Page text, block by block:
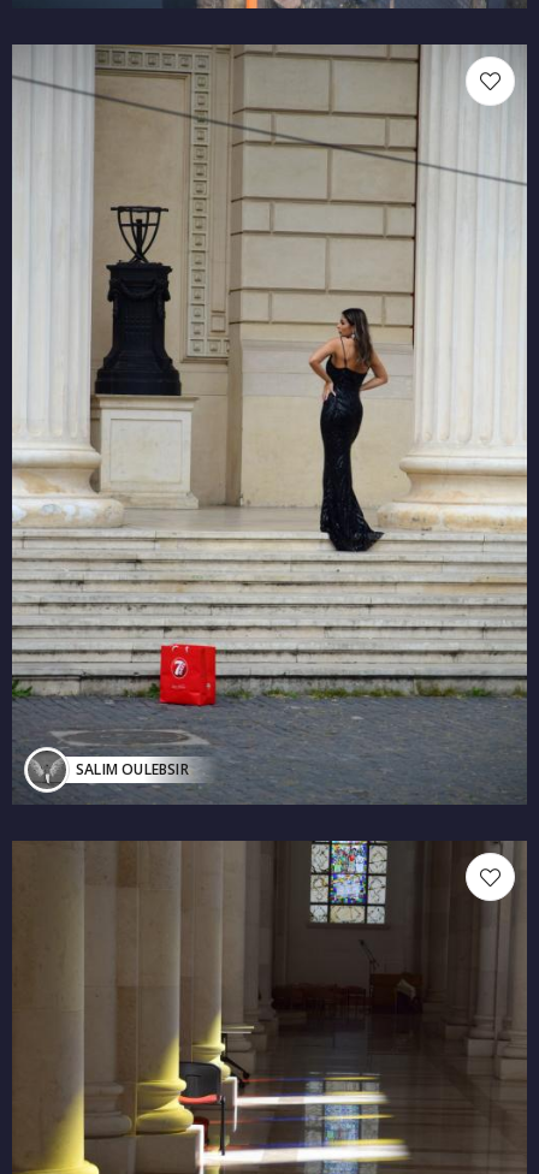
SALIM OULEBSIR